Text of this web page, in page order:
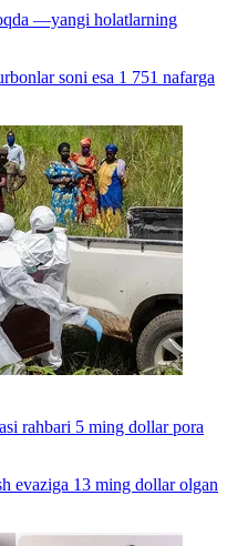
—yangi holatlarning
soni esa 1 751 nafarga
rahbari 5 ming dollar pora
evaziga 13 ming dollar olgan